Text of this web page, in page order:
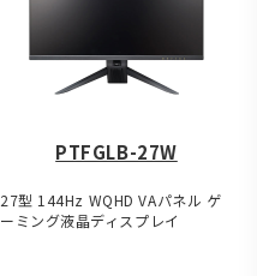
PTFGLB-27W
27型 144Hz WQHD VAパネル ゲ
ーミング液晶ディスプレイ